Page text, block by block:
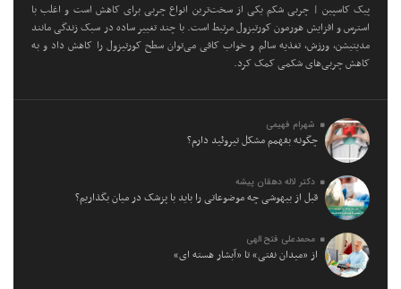
پیک کاسپین | چربی شکم یکی از سخت‌ترین انواع چربی برای کاهش است و اغلب با
استرس و افزایش هورمون کورتیزول مرتبط است. با چند تغییر ساده در سبک زندگی مانند
مدیتیشن، ورزش، تغذیه سالم و خواب کافی می‌توان سطح کورتیزول را کاهش داد و به
کاهش چربی‌های شکمی کمک کرد.
شهرام فهیمی
چگونه بفهمم مشکل تیروئید دارم؟
دکتر لاله دهقان پیشه
قبل از بیهوشی چه موضوعاتی را باید با پزشک در میان بگذاریم؟
محمدعلی فتح الهی
از «میدان نفتی» تا «آبشار هسته ای»